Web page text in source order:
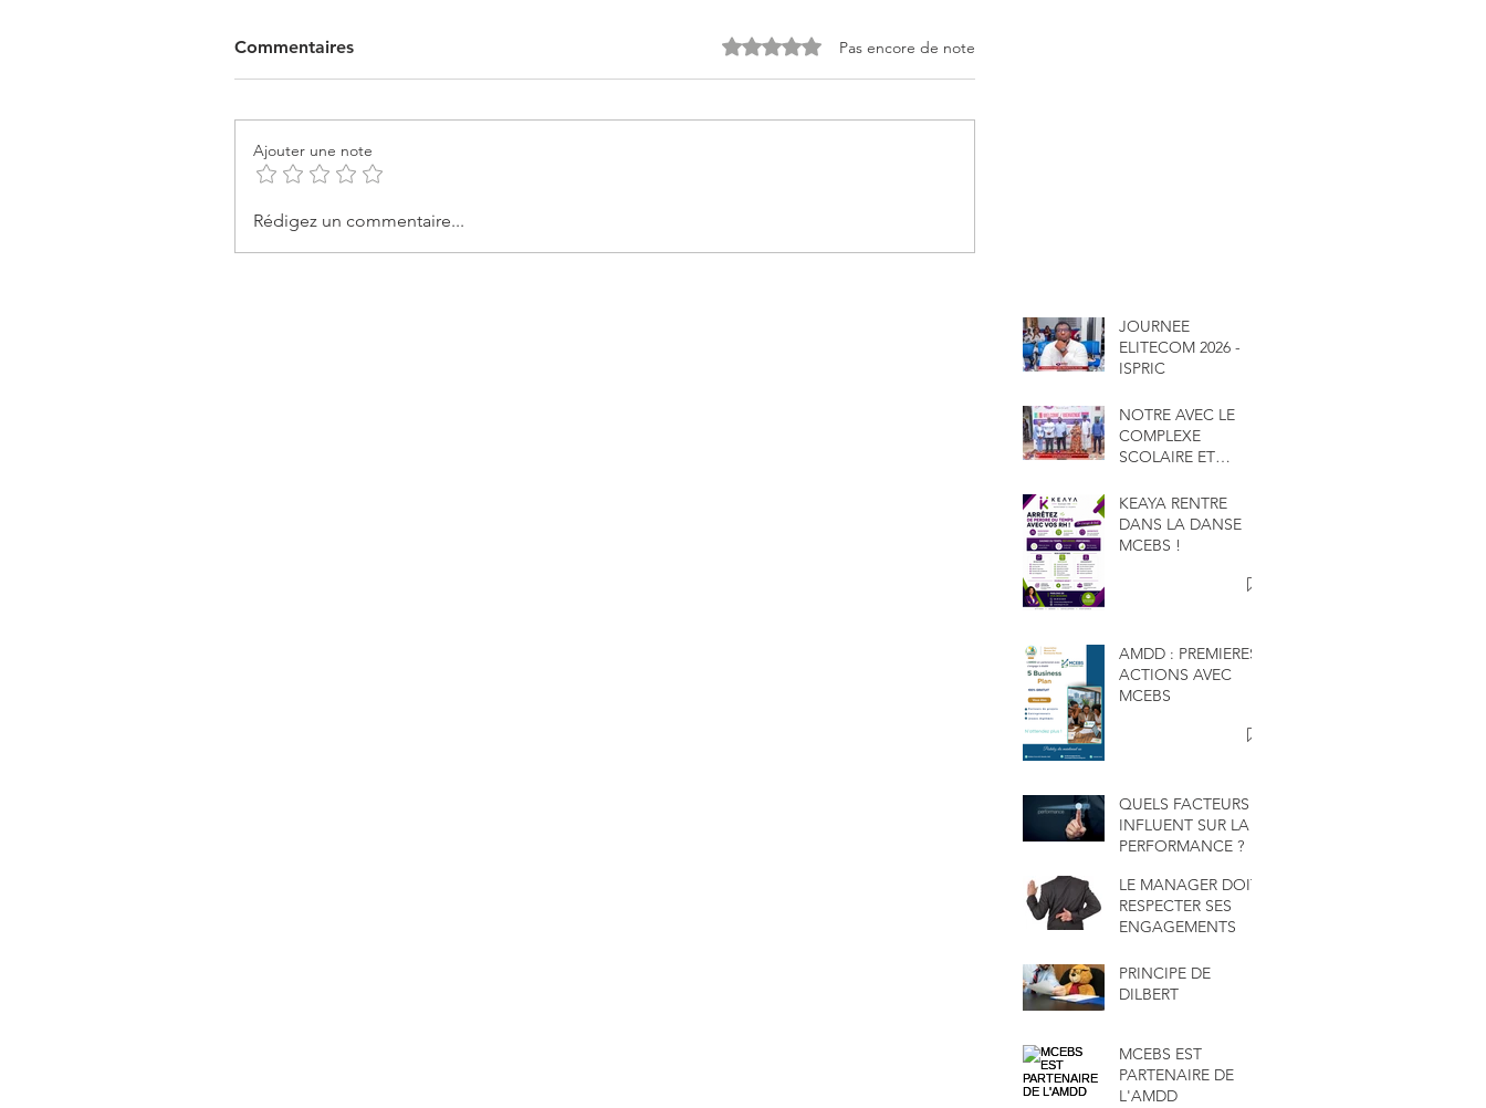
Commentaires Noté 0 étoile sur 5.Pas encore de note
Ajouter une note
Rédigez un commentaire...
JOURNEE
ELITECOM 2026 -
ISPRIC
NOTRE AVEC LE
COMPLEXE
SCOLAIRE ET
GAKOU
KEAYA RENTRE
DANS LA DANSE
MCEBS !
AMDD : PREMIERES
ACTIONS AVEC
MCEBS
QUELS FACTEURS
INFLUENT SUR LA
PERFORMANCE ?
LE MANAGER DOIT
RESPECTER SES
ENGAGEMENTS
PRINCIPE DE
DILBERT
MCEBS EST
PARTENAIRE DE
L'AMDD